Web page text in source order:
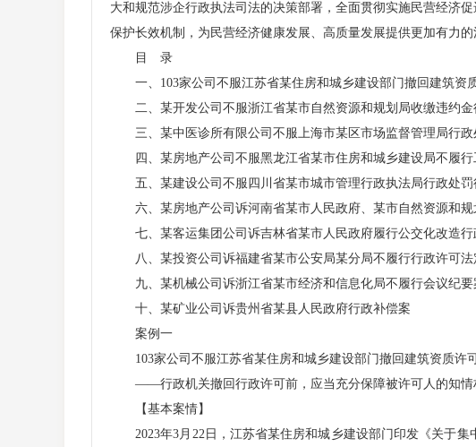
大和规范涉企行政执法司法的决策部署，全面贯彻实施民营经济
保护长效机制，为民营经济健康发展、高质量发展提供更加有力的
目 录
一、103家公司不服江苏省某住房和城乡建设部门撤回建筑资
二、某开发公司不服浙江省某市自然资源和规划局收缴违约金
三、某中医诊所有限公司不服上海市某区市场监督管理局行政
四、某房地产公司不服黑龙江省某市住房和城乡建设局不履行
五、某建设公司不服四川省某市城市管理行政执法局行政处罚
六、某房地产公司诉河南省某市人民政府、某市自然资源和规
七、某客运集团公司诉吉林省某市人民政府履行公交化改造行
八、某投资公司诉福建省某市公安局某分局不履行行政许可法
九、某机械公司诉浙江省某市经济和信息化局不履行会议纪要
十、某矿业公司诉贵州省某县人民政府行政补偿案
案例一
103家公司不服江苏省某住房和城乡建设部门撤回建筑资质许
——行政机关撤回行政许可前，应当充分保障被许可人的知情
【基本案情】
2023年3月22日，江苏省某住房和城乡建设部门印发《关于集